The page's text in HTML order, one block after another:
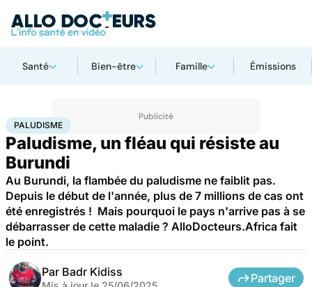
Santé Bien-être Famille Émissions
AccueilSanté Maladies Maladies infectieuses
PALUDISME
Paludisme, un fléau qui résiste au
Burundi
Au Burundi, la flambée du paludisme ne faiblit pas.
Depuis le début de l'année, plus de 7 millions de cas ont
été enregistrés ! Mais pourquoi le pays n'arrive pas à se
débarrasser de cette maladie ? AlloDocteurs.Africa fait
le point.
Par Badr Kidiss Partager